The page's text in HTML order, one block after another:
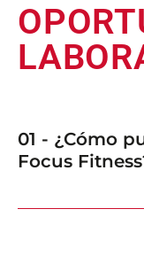
01 - ¿Cómo
Focus